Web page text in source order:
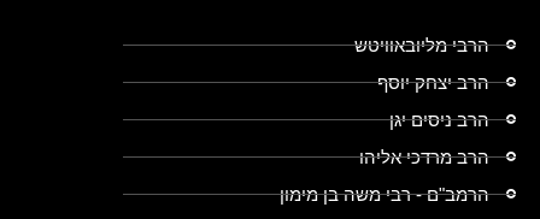
הרבי מליובאוויטש
הרב יצחק יוסף
הרב ניסים יגן
הרב מרדכי אליהו
הרמב"ם - רבי משה בן מימון